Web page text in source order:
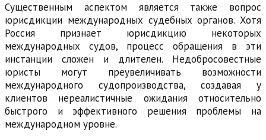
Существенным аспектом является также вопрос
юрисдикции международных судебных органов. Хотя
Россия признает юрисдикцию некоторых
международных судов, процесс обращения в эти
инстанции сложен и длителен. Недобросовестные
юристы могут преувеличивать возможности
международного судопроизводства, создавая у
клиентов нереалистичные ожидания относительно
быстрого и эффективного решения проблемы на
международном уровне.